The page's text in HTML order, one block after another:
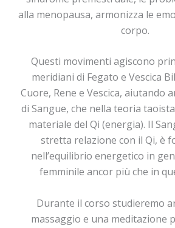
alla menopausa, armonizza le
corpo.
Questi movimenti agiscono
meridiani di Fegato e Vescica
Cuore, Rene e Vescica, aiutando
di Sangue, che nella teoria
materiale del Qi (energia). Il
stretta relazione con il Qi, è
nell’equilibrio energetico in
femminile ancor più che in
Durante il corso studieremo
massaggio e una meditazione